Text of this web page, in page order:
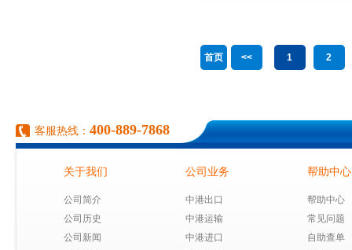
首页 << 1 2
客服热线： 400-889-7868
关于我们
公司简介
公司历史
公司新闻
公司业务
中港出口
中港运输
中港进口
帮助中心
帮助中心
常见问题
自助查单